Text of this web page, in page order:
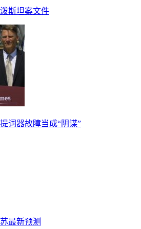
斯坦案文件
词器故障当成“阴谋”
最新预测